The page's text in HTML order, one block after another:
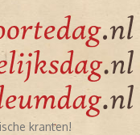
kranten!